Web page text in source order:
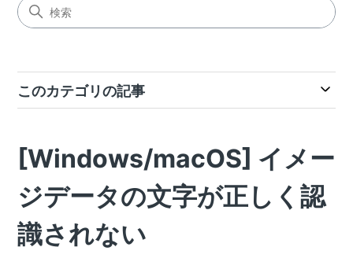
このカテゴリの記事
[Windows/macOS] イメー
ジデータの文字が正しく認
識されない